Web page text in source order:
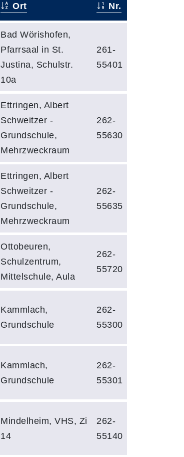
Ort Nr.
Bad Wörishofen,
Pfarrsaal in St.
Justina, Schulstr.
10a
261-
55401
Ettringen, Albert
Schweitzer -
Grundschule,
Mehrzweckraum
262-
55630
Ettringen, Albert
Schweitzer -
Grundschule,
Mehrzweckraum
262-
55635
Ottobeuren,
Schulzentrum,
Mittelschule, Aula
262-
55720
Kammlach,
Grundschule
262-
55300
Kammlach,
Grundschule
262-
55301
Mindelheim, VHS, Zi
14
262-
55140